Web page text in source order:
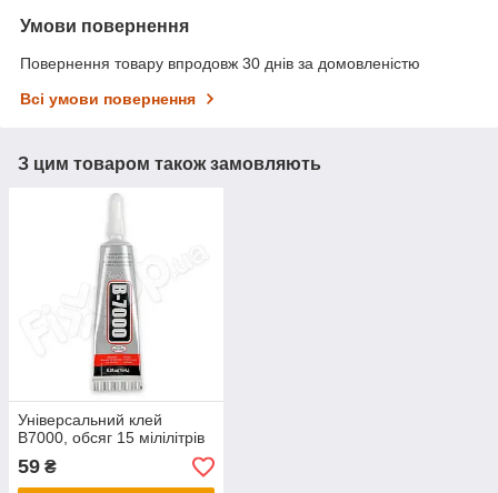
Умови повернення
Повернення товару впродовж 30 днів за домовленістю
Всі умови повернення
З цим товаром також замовляють
Універсальний клей
B7000, обсяг 15 мілілітрів
59 ₴